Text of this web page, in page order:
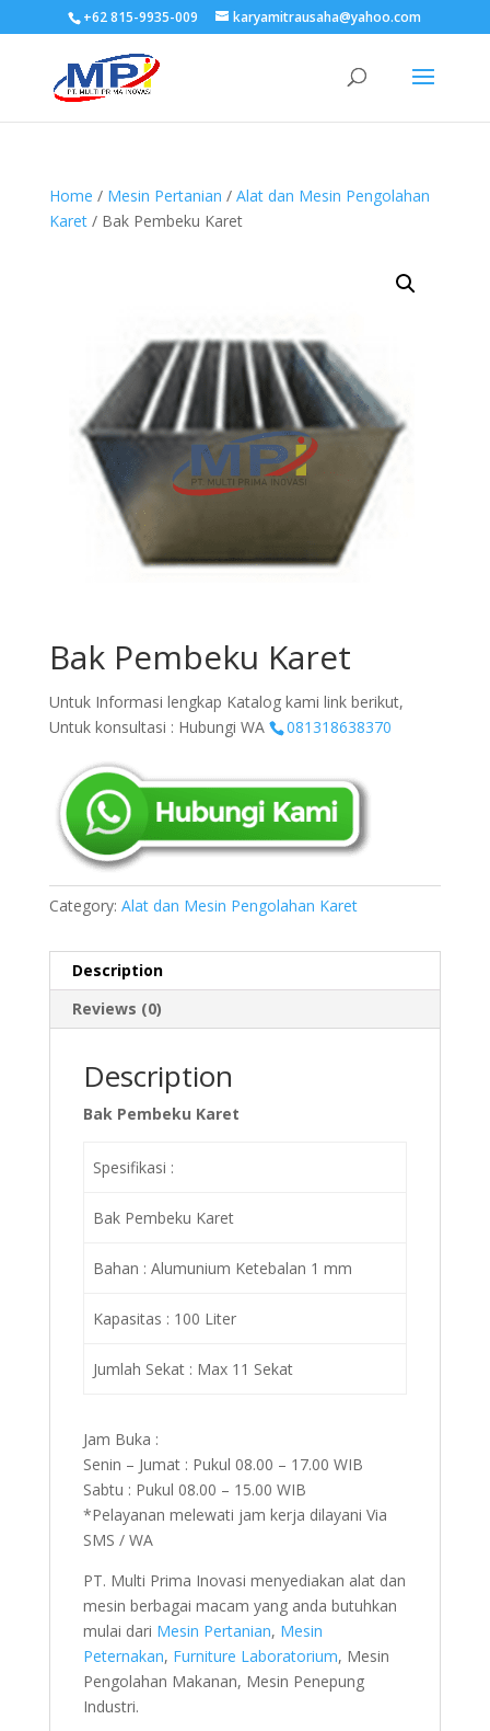
+62 815-9935-009 karyamitrausaha@yahoo.com
Home / Mesin Pertanian / Alat dan Mesin Pengolahan
Karet/ Bak Pembeku Karet
Bak Pembeku Karet
Untuk Informasi lengkap Katalog kami link berikut,
Untuk konsultasi : Hubungi WA
081318638370
Category: Alat dan Mesin Pengolahan Karet
Description
Reviews (0)
Description
Bak Pembeku Karet
Spesifikasi :
Bak Pembeku Karet
Bahan : Alumunium Ketebalan 1 mm
Kapasitas : 100 Liter
Jumlah Sekat : Max 11 Sekat
Jam Buka :
Senin – Jumat : Pukul 08.00 – 17.00 WIB
Sabtu : Pukul 08.00 – 15.00 WIB
*Pelayanan melewati jam kerja dilayani Via
SMS / WA
PT. Multi Prima Inovasi menyediakan alat dan
mesin berbagai macam yang anda butuhkan
mulai dari Mesin Pertanian, Mesin
Peternakan, Furniture Laboratorium, Mesin
Pengolahan Makanan, Mesin Penepung
Industri.